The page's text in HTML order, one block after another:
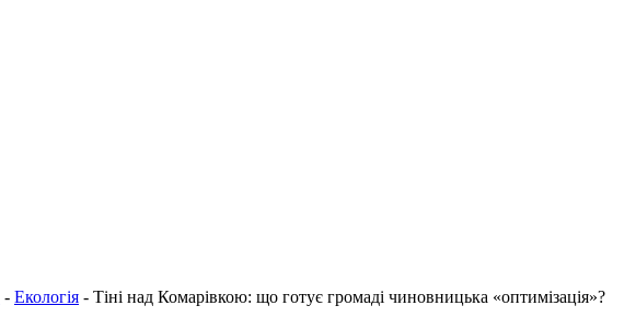
- Екологія - Тіні над Комарівкою: що готує громаді чиновницька «оптимізація»?